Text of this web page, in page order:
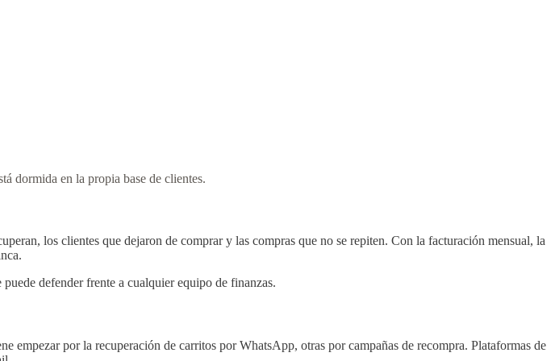
dormida en la propia base de clientes.
los clientes que dejaron de comprar y las compras que no se repiten. Con la facturación mensual, la
defender frente a cualquier equipo de finanzas.
empezar por la recuperación de carritos por WhatsApp, otras por campañas de recompra. Plataformas de